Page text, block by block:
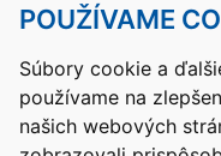
POUŽÍVAME
Súbory cookie a
používame na
našich webových
Kontakty Mapa stránky
Nastavenia cookies